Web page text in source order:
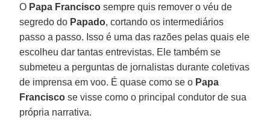
O Papa Francisco sempre quis remover o véu de
segredo do Papado, cortando os intermediários
passo a passo. Isso é uma das razões pelas quais ele
escolheu dar tantas entrevistas. Ele também se
submeteu a perguntas de jornalistas durante coletivas
de imprensa em voo. É quase como se o Papa
Francisco se visse como o principal condutor de sua
própria narrativa.